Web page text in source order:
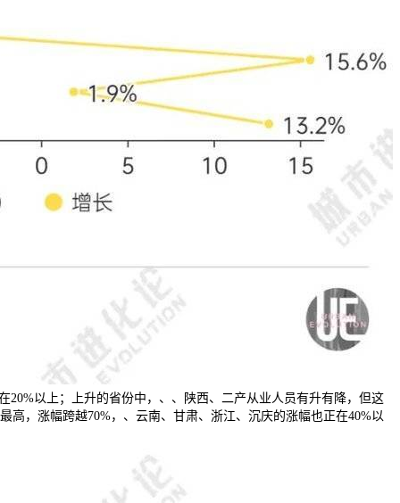
以上；上升的省份中，、、陕西、二产从业人员有升有降，但这
高，涨幅跨越70%，、云南、甘肃、浙江、沉庆的涨幅也正在40%以